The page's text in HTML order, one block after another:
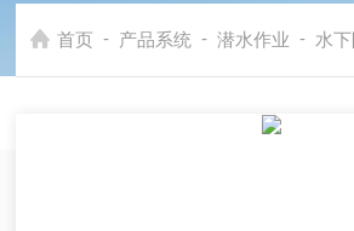
首页 - 产品系统 - 潜水作业 - 水